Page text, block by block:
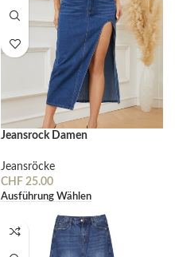
Jeansrock Damen
Jeansröcke
CHF 25.00
Ausführung Wählen